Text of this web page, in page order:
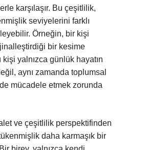
karşılaşır. Bu çeşitlilik,
seviyelerini farklı
Örneğin, bir kişi
bir kesime
yalnızca günlük hayatın
aynı zamanda toplumsal
mücadele etmek zorunda
ve çeşitlilik perspektifinden
tükenmişlik daha karmaşık bir